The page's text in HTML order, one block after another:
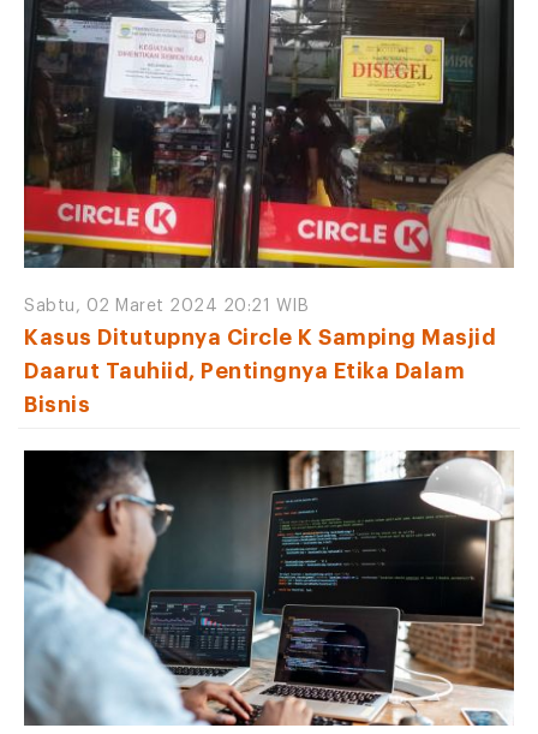
Sabtu, 02 Maret 2024 20:21 WIB
Kasus Ditutupnya Circle K Samping Masjid
Daarut Tauhiid, Pentingnya Etika Dalam
Bisnis